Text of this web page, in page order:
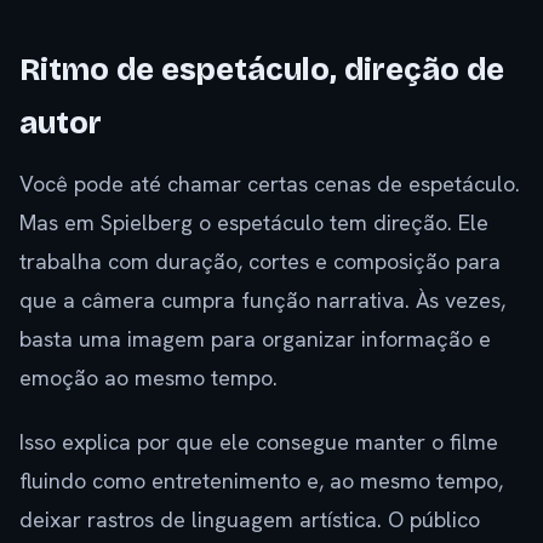
Ritmo de espetáculo, direção de
autor
Você pode até chamar certas cenas de espetáculo.
Mas em Spielberg o espetáculo tem direção. Ele
trabalha com duração, cortes e composição para
que a câmera cumpra função narrativa. Às vezes,
basta uma imagem para organizar informação e
emoção ao mesmo tempo.
Isso explica por que ele consegue manter o filme
fluindo como entretenimento e, ao mesmo tempo,
deixar rastros de linguagem artística. O público